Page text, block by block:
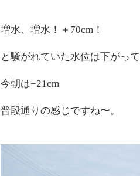
増水、増水！＋70cm！
と騒がれていた水位は下がって
今朝は−21cm
普段通りの感じですね〜。